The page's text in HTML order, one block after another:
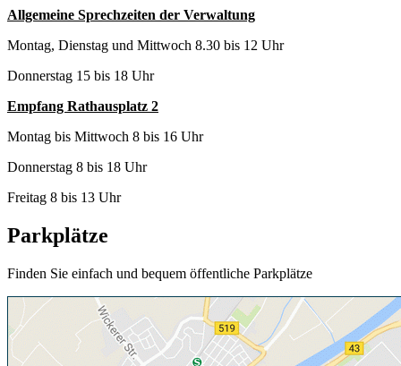
Allgemeine Sprechzeiten der Verwaltung
Montag, Dienstag und Mittwoch 8.30 bis 12 Uhr
Donnerstag 15 bis 18 Uhr
Empfang Rathausplatz 2
Montag bis Mittwoch 8 bis 16 Uhr
Donnerstag 8 bis 18 Uhr
Freitag 8 bis 13 Uhr
Parkplätze
Finden Sie einfach und bequem öffentliche Parkplätze